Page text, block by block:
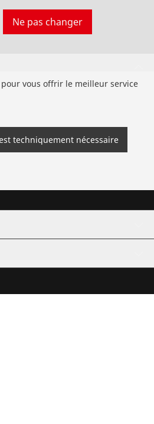
Ne pas changer
vous offrir le meilleur service
techniquement nécessaire